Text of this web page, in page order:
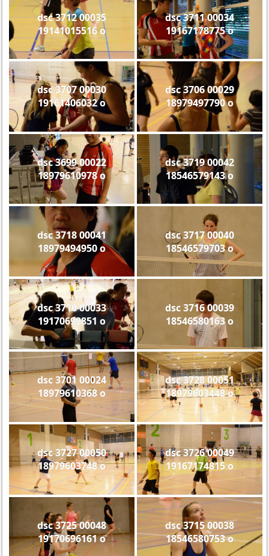
dsc 3712 00035
19141015516 o
dsc 3711 00034
19167178775 o
dsc 3707 00030
19161406032 o
dsc 3706 00029
18979497790 o
dsc 3699 00022
18979610978 o
dsc 3719 00042
18546579143 o
dsc 3718 00041
18979494950 o
dsc 3717 00040
18546579703 o
dsc 3710 00033
19170699851 o
dsc 3716 00039
18546580163 o
dsc 3701 00024
18979610368 o
dsc 3728 00051
18979603448 o
dsc 3727 00050
18979603748 o
dsc 3726 00049
19167174815 o
dsc 3725 00048
19170696161 o
dsc 3715 00038
18546580753 o